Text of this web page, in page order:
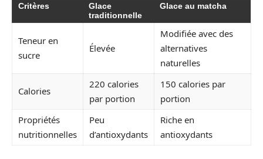
Critères
Glace
traditionnelle
Glace au matcha
Teneur en
sucre
Élevée
Modifiée avec des
alternatives
naturelles
Calories
220 calories
par portion
150 calories par
portion
Propriétés
nutritionnelles
Peu
d’antioxydants
Riche en
antioxydants